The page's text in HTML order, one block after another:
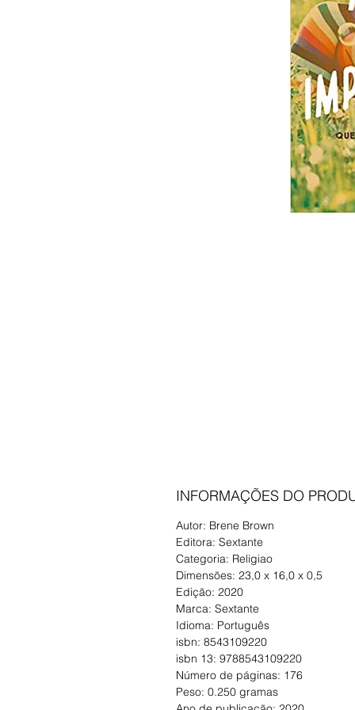
INFORMAÇÕES DO
Autor: Brene Brown
Editora: Sextante
Categoria: Religiao
Dimensões: 23,0 x 16,0 x 0,5
Edição: 2020
Marca: Sextante
Idioma: Português
isbn: 8543109220
isbn 13: 9788543109220
Número de páginas: 176
Peso: 0.250 gramas